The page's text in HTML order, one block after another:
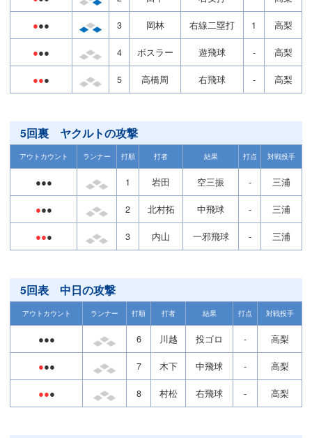
●●● 3 岡林 右線二塁打 1 高梨
●●● 4 ボスラー 遊飛球 - 高梨
●●● 5 高橋周 右飛球 - 高梨
5回裏 ヤクルトの攻撃
アウトカウント ランナー 打順 打者 結果 打点 対戦投手
●●● 1 岩田 空三振 - 三浦
●●● 2 北村拓 中飛球 - 三浦
●●● 3 内山 一邪飛球 - 三浦
5回表 中日の攻撃
アウトカウント ランナー 打順 打者 結果 打点 対戦投手
●●● 6 川越 投ゴロ - 高梨
●●● 7 木下 中飛球 - 高梨
●●● 8 村松 右飛球 - 高梨